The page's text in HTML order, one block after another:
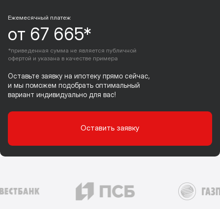
Ежемесячный платеж
от 67 665*
*приведенная сумма не является публичной
офертой и указана в качестве примера
Оставьте заявку на ипотеку прямо сейчас,
и мы поможем подобрать оптимальный
вариант индивидуально для вас!
Оставить заявку